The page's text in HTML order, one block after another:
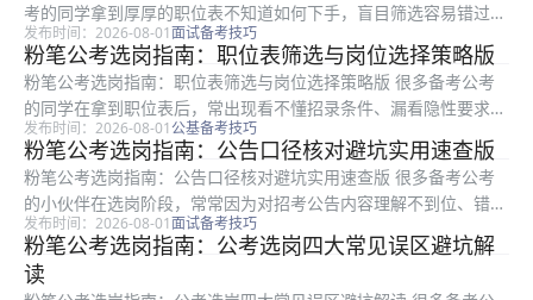
考的同学拿到厚厚的职位表不知道如何下手，盲目筛选容易错过合
适岗位，甚至踩坑报错影响资格审核。本文是粉笔整理的可直接落
地的公考选岗实操指南，适合所有备考公考、准备完成选岗报考的
考生参考...
发布时间：2026-08-01面试备考技巧
粉笔公考选岗指南：职位表筛选与岗位选择策略版
粉笔公考选岗指南：职位表筛选与岗位选择策略版 很多备考公考
的同学在拿到职位表后，常出现看不懂招录条件、漏看隐性要求、
选错岗位的问题。本文是粉笔整理的实用选岗策略，适用于所有备
考公考的考生，内容涵盖职位表核心信息筛查、隐性条件避坑、三
不限岗位...
发布时间：2026-08-01 公基备考技巧
粉笔公考选岗指南：公告口径核对避坑实用速查版
粉笔公考选岗指南：公告口径核对避坑实用速查版 很多备考公考
的小伙伴在选岗阶段，常常因为对招考公告内容理解不到位、错看
口径要求，导致报考资格初审不通过，甚至后期资格复审被刷，白
白浪费备考时间。本文是粉笔整理的选岗阶段公告口径核对实用指
南，适用...
发布时间：2026-08-01面试备考技巧
粉笔公考选岗指南：公考选岗四大常见误区避坑解
读